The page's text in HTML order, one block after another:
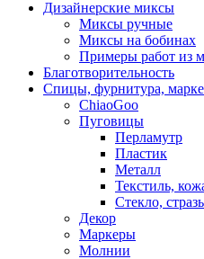
Дизайнерские миксы
Миксы ручные
Миксы на бобинах
Примеры работ из
Благотворительность
Спицы, фурнитура,
ChiaoGoo
Пуговицы
Перламутр
Пластик
Металл
Текстиль,
Стекло,
Декор
Маркеры
Молнии